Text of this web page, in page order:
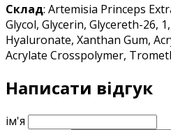
Склад: Artemisia Princeps
Glycol, Glycerin, Glycereth-26,
Hyaluronate, Xanthan Gum,
Acrylate Crosspolymer,
Написати відгук
ім'я